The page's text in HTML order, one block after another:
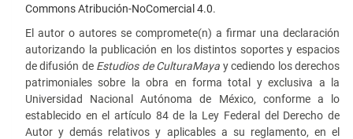
Commons Atribución-NoComercial 4.0.
El autor o autores se compromete(n) a firmar una declaración
autorizando la publicación en los distintos soportes y espacios
de difusión de Estudios de CulturaMaya y cediendo los derechos
patrimoniales sobre la obra en forma total y exclusiva a la
Universidad Nacional Autónoma de México, conforme a lo
establecido en el artículo 84 de la Ley Federal del Derecho de
Autor y demás relativos y aplicables a su reglamento, en el